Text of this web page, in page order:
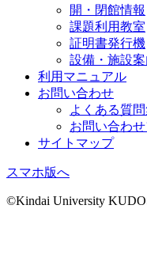
開・閉館情報
課題利用教室
証明書発行機
設備・施設案
利用マニュアル
お問い合わせ
よくある質
お問い合わ
サイトマップ
スマホ版へ
©Kindai University